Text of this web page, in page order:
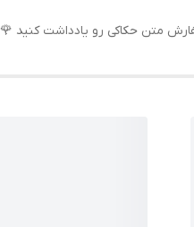
متن حکاکی رو یادداشت کنید 🌹